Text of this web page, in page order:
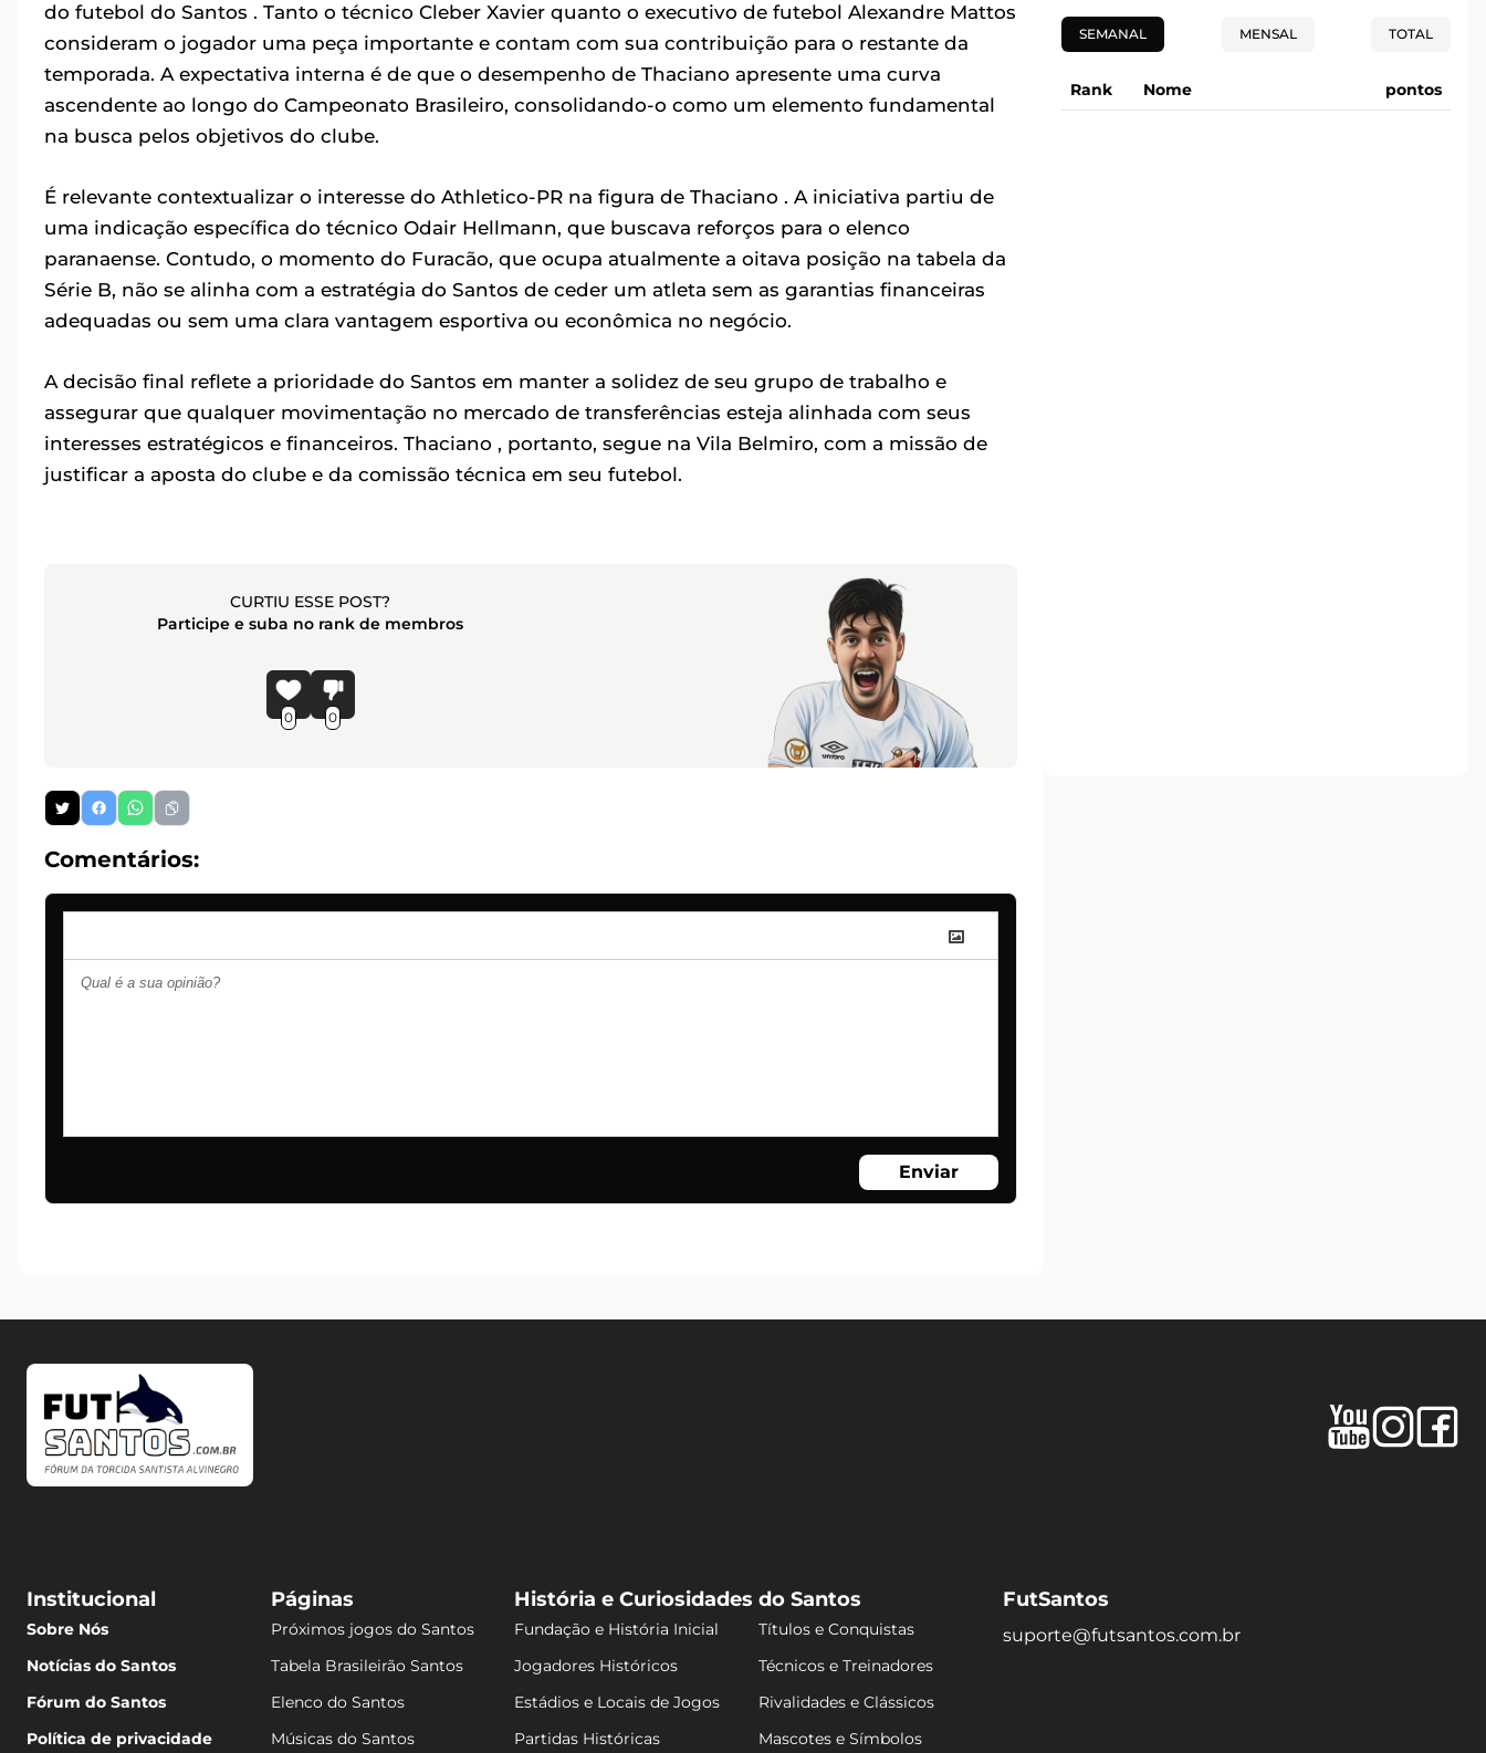
do futebol do Santos . Tanto o técnico Cleber Xavier quanto o executivo de futebol Alexandre Mattos
consideram o jogador uma peça importante e contam com sua contribuição para o restante da
temporada. A expectativa interna é de que o desempenho de Thaciano apresente uma curva
ascendente ao longo do Campeonato Brasileiro, consolidando-o como um elemento fundamental
na busca pelos objetivos do clube.
É relevante contextualizar o interesse do Athletico-PR na figura de Thaciano . A iniciativa partiu de
uma indicação específica do técnico Odair Hellmann, que buscava reforços para o elenco
paranaense. Contudo, o momento do Furacão, que ocupa atualmente a oitava posição na tabela da
Série B, não se alinha com a estratégia do Santos de ceder um atleta sem as garantias financeiras
adequadas ou sem uma clara vantagem esportiva ou econômica no negócio.
A decisão final reflete a prioridade do Santos em manter a solidez de seu grupo de trabalho e
assegurar que qualquer movimentação no mercado de transferências esteja alinhada com seus
interesses estratégicos e financeiros. Thaciano , portanto, segue na Vila Belmiro, com a missão de
justificar a aposta do clube e da comissão técnica em seu futebol.
CURTIU ESSE POST?
Participe e suba no rank de membros
0 0
Comentários:
Enviar
SEMANAL MENSAL TOTAL
Rank Nome pontos
Institucional
Sobre Nós
Notícias do Santos
Fórum do Santos
Política de privacidade
Páginas
Próximos jogos do Santos
Tabela Brasileirão Santos
Elenco do Santos
Músicas do Santos
História e Curiosidades do Santos
Fundação e História Inicial
Títulos e Conquistas
Jogadores Históricos
Técnicos e Treinadores
Estádios e Locais de Jogos
Rivalidades e Clássicos
Partidas Históricas
Mascotes e Símbolos
FutSantos
suporte@futsantos.com.br